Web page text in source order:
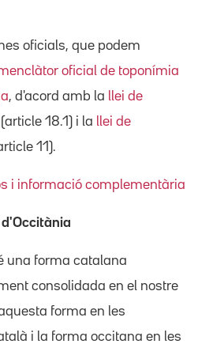
oficials, que podem
oficial de toponímia
, d'acord amb la
llei de
(article 18.1) i la
llei de
11).
i informació complementària
una forma catalana
consolidada en el nostre
forma en les
i la forma occitana en les